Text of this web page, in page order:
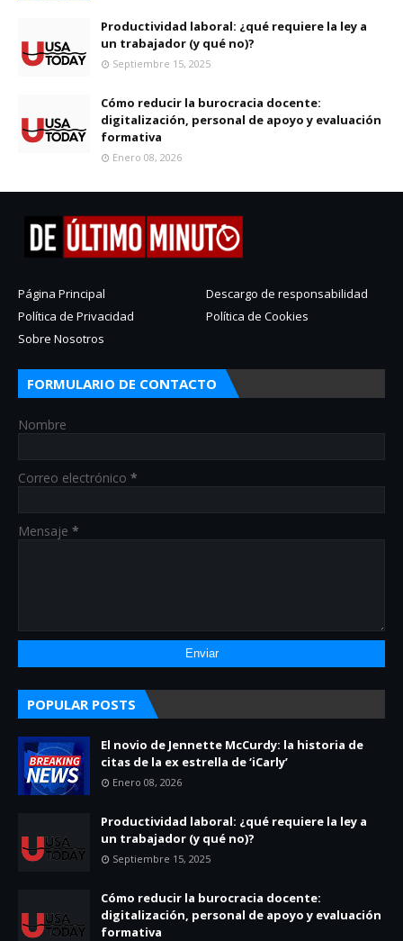
Productividad laboral: ¿qué requiere la ley a
un trabajador (y qué no)?
Septiembre 15, 2025
Cómo reducir la burocracia docente:
digitalización, personal de apoyo y evaluación
formativa
Enero 08, 2026
Página Principal
Descargo de responsabilidad
Política de Privacidad
Política de Cookies
Sobre Nosotros
FORMULARIO DE CONTACTO
Nombre
Correo electrónico *
Mensaje *
POPULAR POSTS
El novio de Jennette McCurdy: la historia de
citas de la ex estrella de ‘iCarly’
Enero 08, 2026
Productividad laboral: ¿qué requiere la ley a
un trabajador (y qué no)?
Septiembre 15, 2025
Cómo reducir la burocracia docente:
digitalización, personal de apoyo y evaluación
formativa